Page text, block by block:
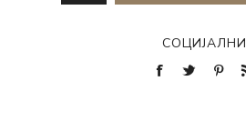
СОЦИЈАЛНИ